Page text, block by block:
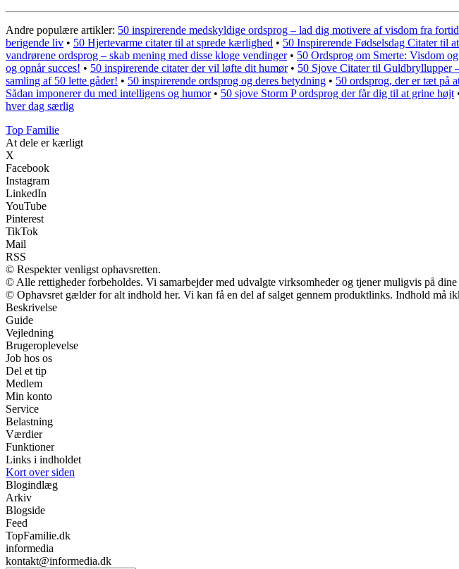
Andre populære artikler: 50 inspirerende medskyldige ordsprog – lad dig motivere af visdom fra
berigende liv • 50 Hjertevarme citater til at sprede kærlighed • 50 Inspirerende Fødselsdag Citater til
vandrørene ordsprog – skab mening med disse kloge vendinger• 50 Ordsprog om Smerte: Visdom
og opnår succes! • 50 inspirerende citater der vil løfte dit humør• 50 Sjove Citater til Guldbryllupper
samling af 50 lette gåder! • 50 inspirerende ordsprog og deres betydning • 50 ordsprog, der er tæt på
Sådan imponerer du med intelligens og humor• 50 sjove Storm P ordsprog der får dig til at grine højt
hver dag særlig
Top Familie
At dele er kærligt
X
Facebook
Instagram
LinkedIn
YouTube
Pinterest
TikTok
Mail
RSS
© Respekter venligst ophavsretten.
© Alle rettigheder forbeholdes. Vi samarbejder med udvalgte virksomheder og tjener muligvis på
© Ophavsret gælder for alt indhold her. Vi kan få en del af salget gennem produktlinks. Indhold må
Beskrivelse
Guide
Vejledning
Brugeroplevelse
Job hos os
Del et tip
Medlem
Min konto
Service
Belastning
Værdier
Funktioner
Links i indholdet
Kort over siden
Blogindlæg
Arkiv
Blogside
Feed
TopFamilie.dk
informedia
kontakt@informedia.dk